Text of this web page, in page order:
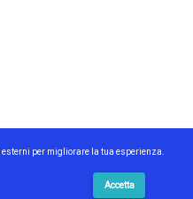
per migliorare la tua esperienza.
Accetta